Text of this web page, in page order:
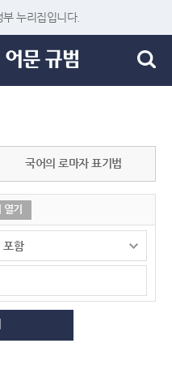
누리집입니다.
국어의 로마자 표기법
열기